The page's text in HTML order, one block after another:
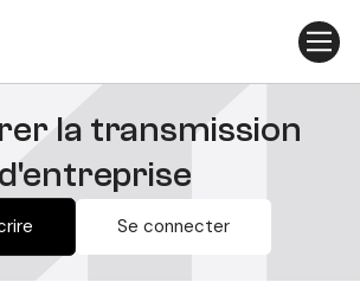
la transmission
d'entreprise
Se connecter